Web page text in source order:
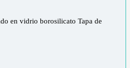
en vidrio borosilicato Tapa de